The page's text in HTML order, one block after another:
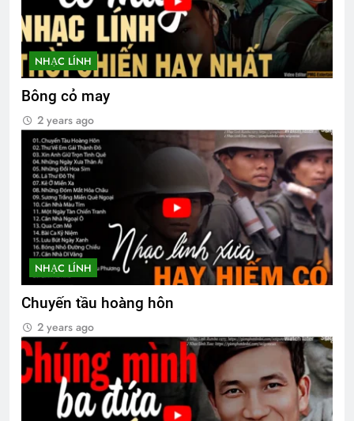
NHẠC LÍNH
Bông cỏ may
2 years ago
NHẠC LÍNH
Chuyến tầu hoàng hôn
2 years ago